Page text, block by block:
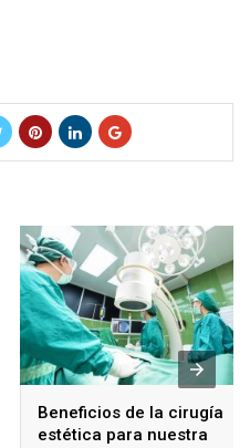
Beneficios de la cirugía
estética para nuestra